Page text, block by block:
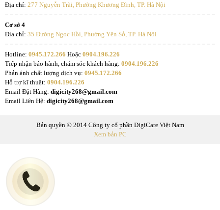
Địa chỉ: 277 Nguyễn Trãi, Phường Khương Đình, TP. Hà Nội
Cơ sở 4
Địa chỉ: 35 Đường Ngọc Hồi, Phường Yên Sở, TP. Hà Nội
Hotline: 0945.172.266 Hoặc 0904.196.226
Tiếp nhận bảo hành, chăm sóc khách hàng: 0904.196.226
Phản ánh chất lượng dịch vụ: 0945.172.266
Hỗ trợ kĩ thuật: 0904.196.226
Email Đặt Hàng: digicity268@gmail.com
Email Liên Hệ: digicity268@gmail.com
Bản quyền © 2014 Công ty cổ phần DigiCare Việt Nam
Xem bản PC